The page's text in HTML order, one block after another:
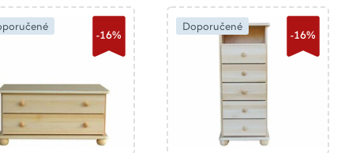
-16%
Doporučené
-16%